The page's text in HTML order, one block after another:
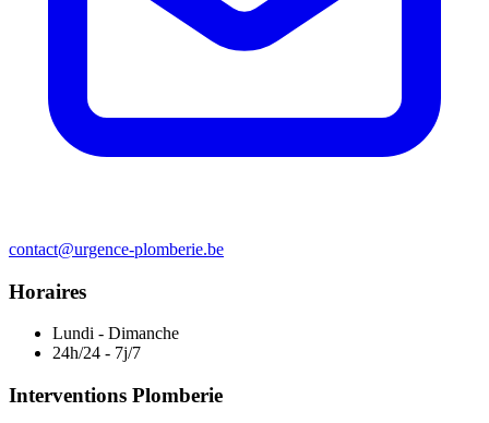
contact@urgence-plomberie.be
Horaires
Lundi - Dimanche
24h/24 - 7j/7
Interventions Plomberie